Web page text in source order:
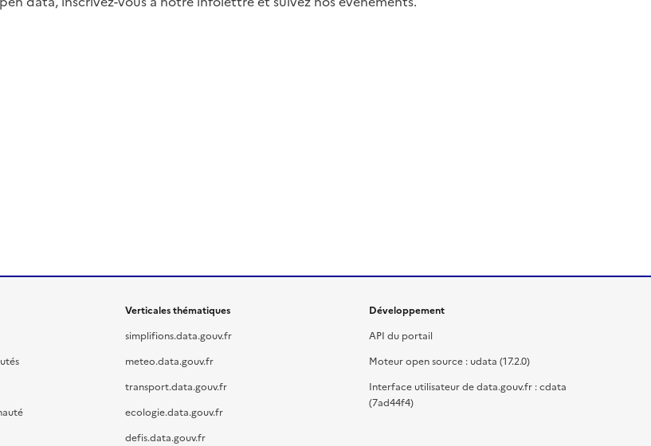
Verticales thématiques
simplifions.data.gouv.fr
meteo.data.gouv.fr
transport.data.gouv.fr
ecologie.data.gouv.fr
defis.data.gouv.fr
Développement
API du portail
Moteur open source : udata (17.2.0)
Interface utilisateur de data.gouv.fr : cdata
(7ad44f4)